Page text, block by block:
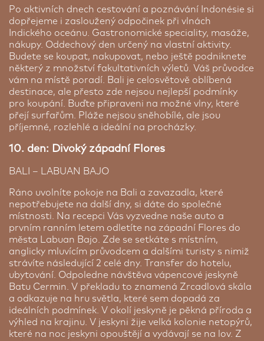
Po aktivních dnech cestování a poznávání Indonésie si
dopřejeme i zasloužený odpočinek při vlnách
Indického oceánu. Gastronomické speciality, masáže,
nákupy. Oddechový den určený na vlastní aktivity.
Budete se koupat, nakupovat, nebo ještě podniknete
některý z množství fakultativních výletů. Váš průvodce
vám na místě poradí. Bali je celosvětově oblíbená
destinace, ale přesto zde nejsou nejlepší podmínky
pro koupání. Buďte připraveni na možné vlny, které
přejí surfařům. Pláže nejsou sněhobílé, ale jsou
příjemné, rozlehlé a ideální na procházky.
10. den: Divoký západní Flores
BALI – LABUAN BAJO
Ráno uvolníte pokoje na Bali a zavazadla, které
nepotřebujete na další dny, si dáte do společné
místnosti. Na recepci Vás vyzvedne naše auto a
prvním ranním letem odletíte na západní Flores do
města Labuan Bajo. Zde se setkáte s místním,
anglicky mluvícím průvodcem a dalšími turisty s nimiž
strávíte následující 2 celé dny. Transfer do hotelu,
ubytování. Odpoledne návštěva vápencové jeskyně
Batu Cermin. V překladu to znamená Zrcadlová skála
a odkazuje na hru světla, které sem dopadá za
ideálních podmínek. V okolí jeskyně je pěkná příroda a
výhled na krajinu. V jeskyni žije velká kolonie netopýrů,
které na noc jeskyni opouštějí a vydávají se na lov. Z